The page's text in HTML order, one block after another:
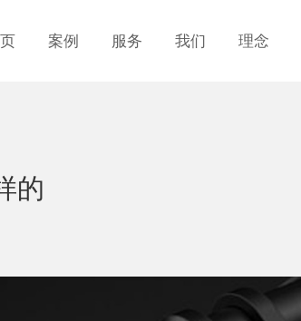
案例 服务 我们 理念
的